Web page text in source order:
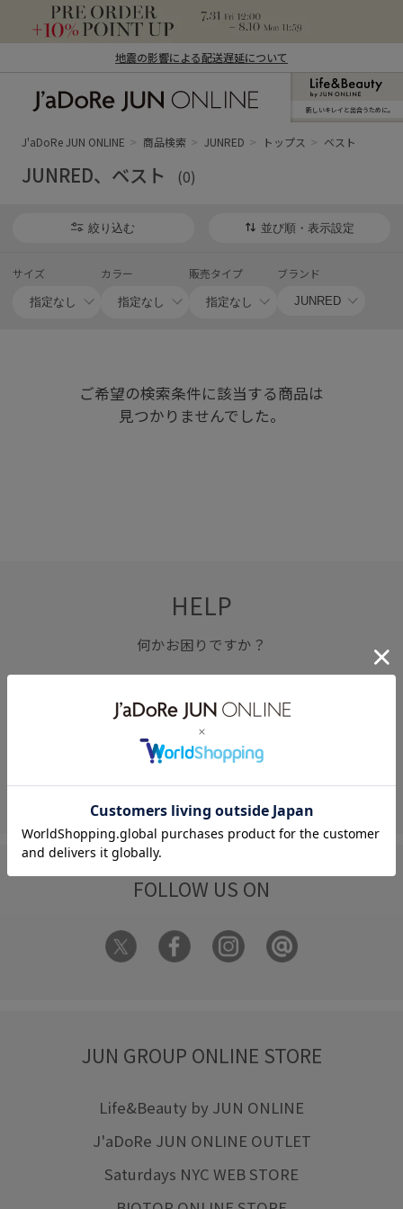
地震の影響による配送遅延について
ン オンライン）
新しいキレイと出合うために。
J'aDoRe JUN ONLINE 商品検索 JUNRED トップス ベスト
JUNRED、ベスト (0)
絞り込む 並び順・表示設定
サイズ カラー 販売タイプ ブランド
ご希望の検索条件に該当する商品は
見つかりませんでした。
HELP
何かお困りですか？
FAQ
お問い合わせ
フォーム
FOLLOW US ON
JUN GROUP ONLINE STORE
Life&Beauty by JUN ONLINE
J'aDoRe JUN ONLINE OUTLET
Saturdays NYC WEB STORE